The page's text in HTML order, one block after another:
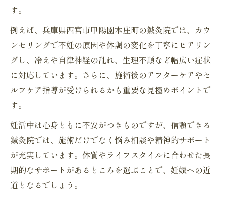
体質改善を促す鍼灸院のケアと生活指導
妊活に役立つ鍼灸院の冷え対策実例紹介
鍼灸院が提案する自宅ケア併用の効果
着床率アップへ導く不妊鍼灸の実践ポイント
周期に合わせた鍼灸院での妊活サポート
不妊治療に役立つ鍼灸院の自律神経調整法
体外受精と併用できる鍼灸院の活用術
鍼灸院独自の妊娠力アップ指導とは
鍼灸院通院で妊娠までにかかる期間とは
す。
例えば、兵庫県西宮市甲陽園本庄町の鍼灸院では、カウ
ンセリングで不妊の原因や体調の変化を丁寧にヒアリン
グし、冷えや自律神経の乱れ、生理不順など幅広い症状
に対応しています。さらに、施術後のアフターケアやセ
ルフケア指導が受けられるかも重要な見極めポイントで
す。
妊活中は心身ともに不安がつきものですが、信頼できる
鍼灸院では、施術だけでなく悩み相談や精神的サポート
が充実しています。体質やライフスタイルに合わせた長
期的なサポートがあるところを選ぶことで、妊娠への近
道となるでしょう。